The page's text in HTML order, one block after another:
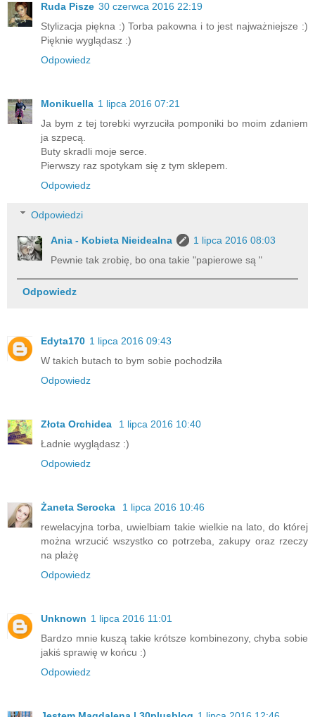
Ruda Pisze 30 czerwca 2016 22:19
Stylizacja piękna :) Torba pakowna i to jest najważniejsze :)
Pięknie wyglądasz :)
Odpowiedz
Monikuella 1 lipca 2016 07:21
Ja bym z tej torebki wyrzuciła pomponiki bo moim zdaniem
ja szpecą.
Buty skradli moje serce.
Pierwszy raz spotykam się z tym sklepem.
Odpowiedz
Odpowiedzi
Ania - Kobieta Nieidealna
1 lipca 2016 08:03
Pewnie tak zrobię, bo ona takie "papierowe są "
Odpowiedz
Edyta170 1 lipca 2016 09:43
W takich butach to bym sobie pochodziła
Odpowiedz
Złota Orchidea
1 lipca 2016 10:40
Ładnie wyglądasz :)
Odpowiedz
Żaneta Serocka
1 lipca 2016 10:46
rewelacyjna torba, uwielbiam takie wielkie na lato, do której
można wrzucić wszystko co potrzeba, zakupy oraz rzeczy
na plażę
Odpowiedz
Unknown 1 lipca 2016 11:01
Bardzo mnie kuszą takie krótsze kombinezony, chyba sobie
jakiś sprawię w końcu :)
Odpowiedz